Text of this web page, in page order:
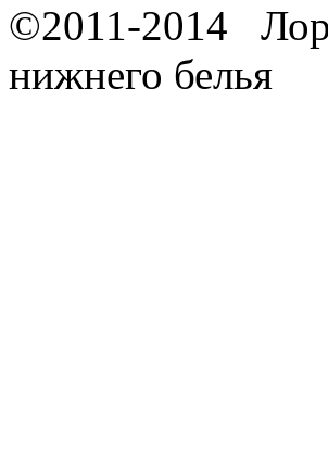
©2011-2014
нижнего белья